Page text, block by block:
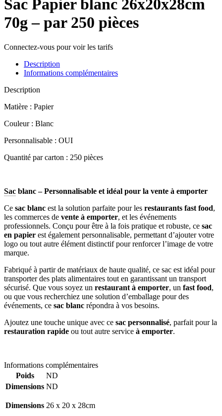
Sac Papier blanc 26x20x28cm
70g – par 250 pièces
Connectez-vous pour voir les tarifs
Description
Informations complémentaires
Description
Matière : Papier
Couleur : Blanc
Personnalisable : OUI
Quantité par carton : 250 pièces
Sac blanc – Personnalisable et idéal pour la vente à emporter
Ce sac blanc est la solution parfaite pour les restaurants fast food,
les commerces de vente à emporter, et les événements
professionnels. Conçu pour être à la fois pratique et robuste, ce sac
en papier est également personnalisable, permettant d’ajouter votre
logo ou tout autre élément distinctif pour renforcer l’image de votre
marque.
Fabriqué à partir de matériaux de haute qualité, ce sac est idéal pour
transporter des plats alimentaires tout en garantissant un transport
sécurisé. Que vous soyez un restaurant à emporter, un fast food,
ou que vous recherchiez une solution d’emballage pour des
événements, ce sac blanc répondra à vos besoins.
Ajoutez une touche unique avec ce sac personnalisé, parfait pour la
restauration rapide ou tout autre service à emporter.
Informations complémentaires
Poids
ND
Dimensions ND
Dimensions 26 x 20 x 28cm